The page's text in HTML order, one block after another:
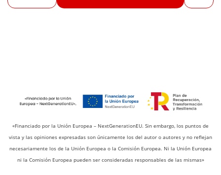
«Financiado por la Unión Europea – NextGenerationEU. Sin embargo, los puntos de
vista y las opiniones expresadas son únicamente los del autor o autores y no reflejan
necesariamente los de la Unión Europea o la Comisión Europea. Ni la Unión Europea
ni la Comisión Europea pueden ser consideradas responsables de las mismas»